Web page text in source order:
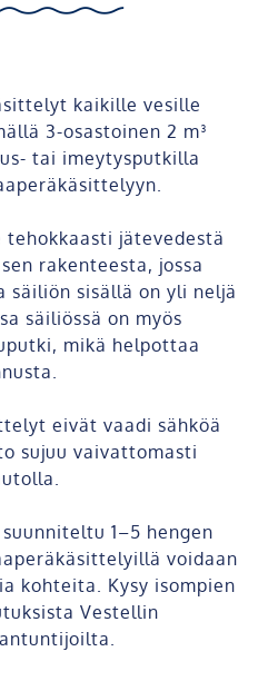
kaikille vesille
3-osastoinen 2 m³
tai imeytysputkilla
jätevedestä
rakenteesta, jossa
säiliön sisällä on yli neljä
säiliössä on myös
mikä helpottaa
eivät vaadi sähköä
sujuu vaivattomasti
1–5 hengen
voidaan
kohteita. Kysy isompien
Vestellin